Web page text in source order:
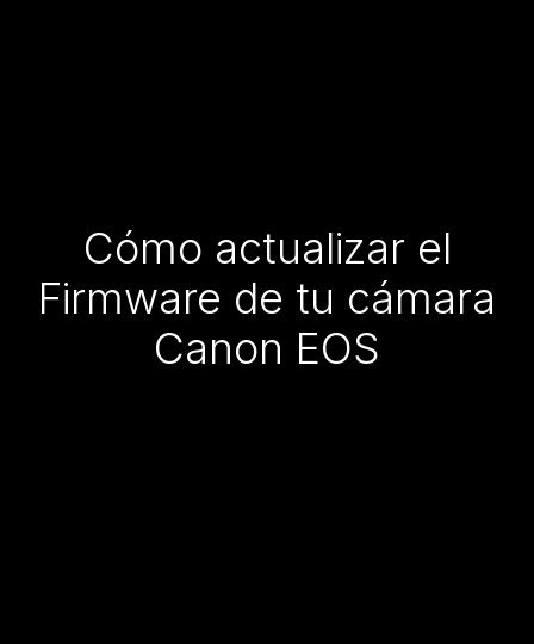
Cómo actualizar el
Firmware de tu cámara
Canon EOS